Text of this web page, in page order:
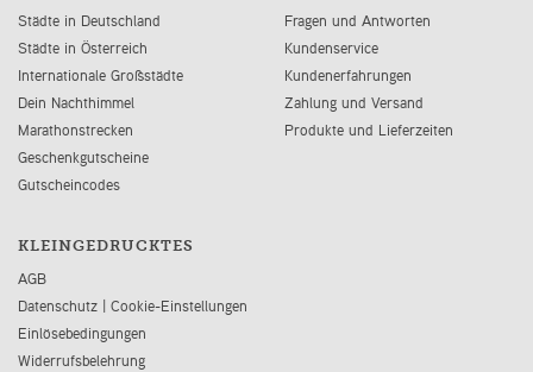
Städte in Deutschland
Städte in Österreich
Internationale Großstädte
Dein Nachthimmel
Marathonstrecken
Geschenkgutscheine
Gutscheincodes
Fragen und Antworten
Kundenservice
Kundenerfahrungen
Zahlung und Versand
Produkte und Lieferzeiten
KLEINGEDRUCKTES
AGB
Datenschutz | Cookie-Einstellungen
Einlösebedingungen
Widerrufsbelehrung